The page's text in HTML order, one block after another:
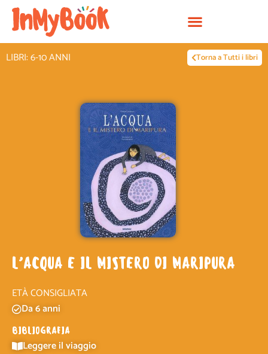
Vai
contenuto
LIBRI: 6-10 ANNI Torna a Tutti i libri
L’ACQUA E IL MISTERO DI MARIPURA
ETÀ CONSIGLIATA
Da 6 anni
BIBLIOGRAFIA
Leggere il viaggio